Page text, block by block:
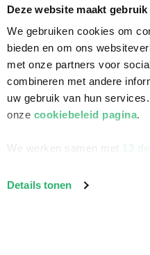
Deze website maakt
We gebruiken cookies om
bieden en om ons
met onze partners voor
combineren met andere
uw gebruik van hun
onze cookiebeleid pagina.
We werken samen met 13
Details tonen
Bestellen
Bezorging
Retourneren
Veelgestelde vragen